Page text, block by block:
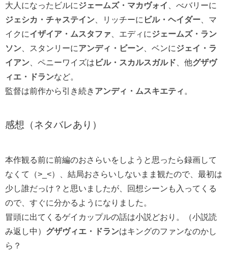
大人になったビルにジェームズ・マカヴォイ
、べバリーに
ジェシカ・チャステイン 、リッチーに ビル・ヘイダー 、マ
イクにイザイア・ムスタファ 、エディにジェームズ・ラン
ソン 、スタンリーにアンディ・ビーン 、ベンにジェイ・ラ
イアン 、ペニーワイズは ビル・スカルスガルド 、他グザヴ
ィエ・ドランなど。
監督は前作から引き続き アンディ・ムスキエティ 。
感想（ネタバレあり）
本作観る前に前編のおさらいをしようと思ったら録画して
なくて（>_<）、結局おさらいしないまま観たので、最初は
少し誰だっけ？と思いましたが、回想シーンも入ってくる
ので、すぐに分かるようになりました。
冒頭に出てくるゲイカップルの話は小説どおり。（小説読
み返し中） グザヴィエ・ドランはキングのファンなのかし
ら？